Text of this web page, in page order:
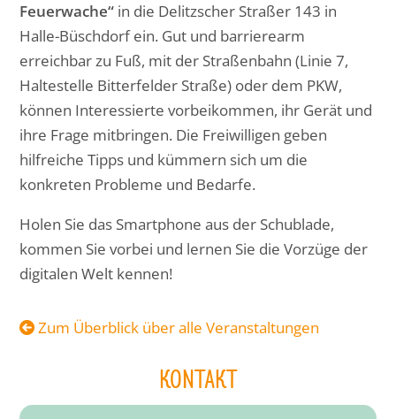
Feuerwache“ in die Delitzscher Straßer 143 in
Halle-Büschdorf ein. Gut und barrierearm
erreichbar zu Fuß, mit der Straßenbahn (Linie 7,
Haltestelle Bitterfelder Straße) oder dem PKW,
können Interessierte vorbeikommen, ihr Gerät und
ihre Frage mitbringen. Die Freiwilligen geben
hilfreiche Tipps und kümmern sich um die
konkreten Probleme und Bedarfe.
Holen Sie das Smartphone aus der Schublade,
kommen Sie vorbei und lernen Sie die Vorzüge der
digitalen Welt kennen!
Zum Überblick über alle Veranstaltungen
KONTAKT